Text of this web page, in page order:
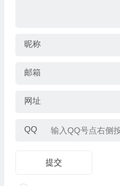
昵称
邮箱
网址
QQ